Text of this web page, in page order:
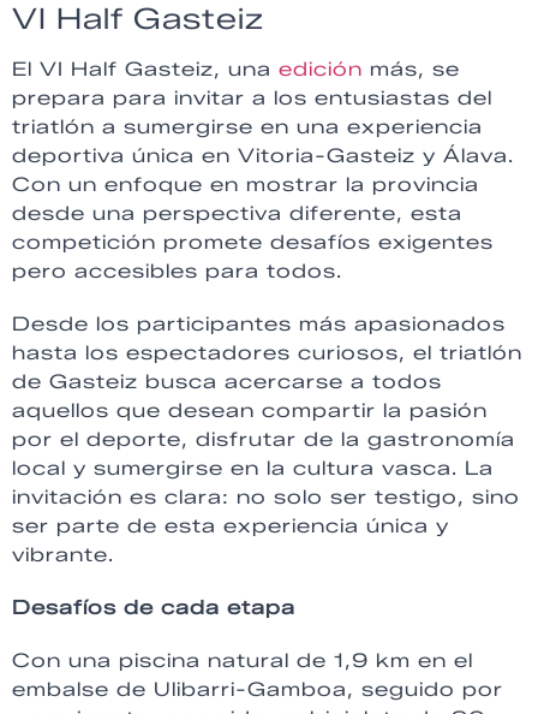
VI Half Gasteiz
El VI Half Gasteiz, una edición más, se
prepara para invitar a los entusiastas del
triatlón a sumergirse en una experiencia
deportiva única en Vitoria-Gasteiz y Álava.
Con un enfoque en mostrar la provincia
desde una perspectiva diferente, esta
competición promete desafíos exigentes
pero accesibles para todos.
Desde los participantes más apasionados
hasta los espectadores curiosos, el triatlón
de Gasteiz busca acercarse a todos
aquellos que desean compartir la pasión
por el deporte, disfrutar de la gastronomía
local y sumergirse en la cultura vasca. La
invitación es clara: no solo ser testigo, sino
ser parte de esta experiencia única y
vibrante.
Desafíos de cada etapa
Con una piscina natural de 1,9 km en el
embalse de Ulibarri-Gamboa, seguido por